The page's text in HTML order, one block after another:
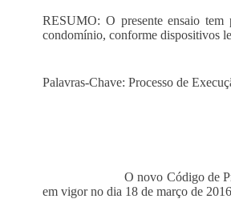
RESUMO: O presente ensaio tem
condomínio, conforme dispositivos
Palavras-Chave: Processo de
O novo Código de
em vigor no dia 18 de março de